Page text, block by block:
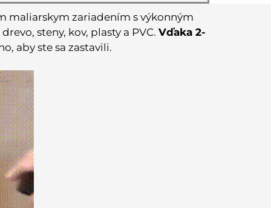
maliarskym zariadením s výkonným
drevo, steny, kov, plasty a PVC. Vďaka 2-
aby ste sa zastavili.